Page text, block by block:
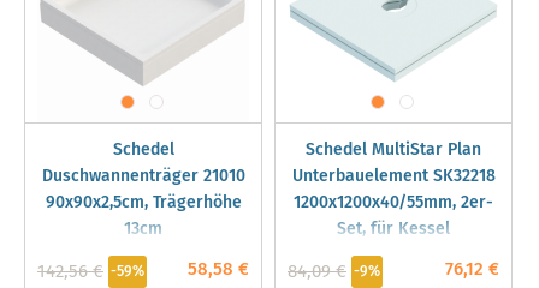
Schedel
Duschwannenträger 21010
90x90x2,5cm, Trägerhöhe
13cm
58,58 €
142,56 € -59%
Schedel MultiStar Plan
Unterbauelement SK32218
1200x1200x40/55mm, 2er-
Set, für Kessel
76,12 €
84,09 € -9%